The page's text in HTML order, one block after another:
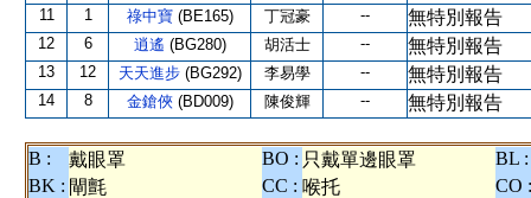
11 1 祿中寶 (BE165) 丁冠豪 -- 無特別報告
12 6 逍遙 (BG280) 胡活士 -- 無特別報告
13 12 天天進步 (BG292) 李易學 -- 無特別報告
14 8 金鎗俠 (BD009) 陳俊輝 -- 無特別報告
B : 戴眼罩 BO : 只戴單邊眼罩
BL :
BK : 閘氈 CC : 喉托
CO :